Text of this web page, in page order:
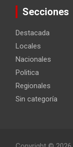
Secciones
Destacada
Locales
Nacionales
Politica
Regionales
Sin categoría